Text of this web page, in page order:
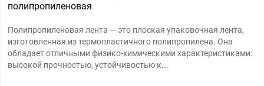
полипропиленовая
Полипропиленовая лента — это плоская упаковочная лента,
изготовленная из термопластичного полипропилена. Она
обладает отличными физико-химическими характеристиками:
высокой прочностью, устойчивостью к...